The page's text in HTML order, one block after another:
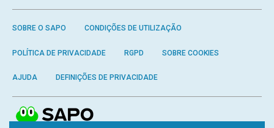
SOBRE O SAPO CONDIÇÕES DE UTILIZAÇÃO
POLÍTICA DE PRIVACIDADE RGPD SOBRE COOKIES
AJUDA DEFINIÇÕES DE PRIVACIDADE